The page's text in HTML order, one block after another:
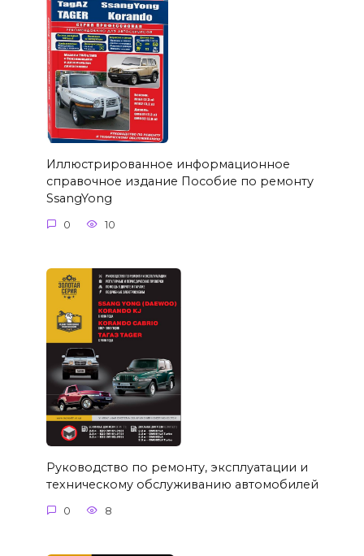
Иллюстрированное информационное
справочное издание Пособие по ремонту
SsangYong
0 10
Руководство по ремонту, эксплуатации и
техническому обслуживанию автомобилей
0 8